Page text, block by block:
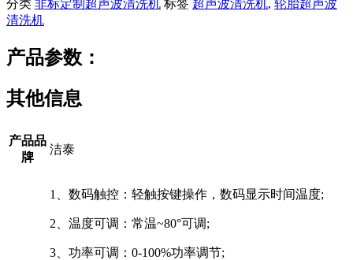
分类 非标定制超声波清洗机 标签 超声波清洗机, 轮胎超声波
清洗机
产品参数：
其他信息
产品品
牌
洁泰
1、数码触控：轻触按键操作，数码显示时间温度;
2、温度可调：常温~80°可调;
3、功率可调：0-100%功率调节;